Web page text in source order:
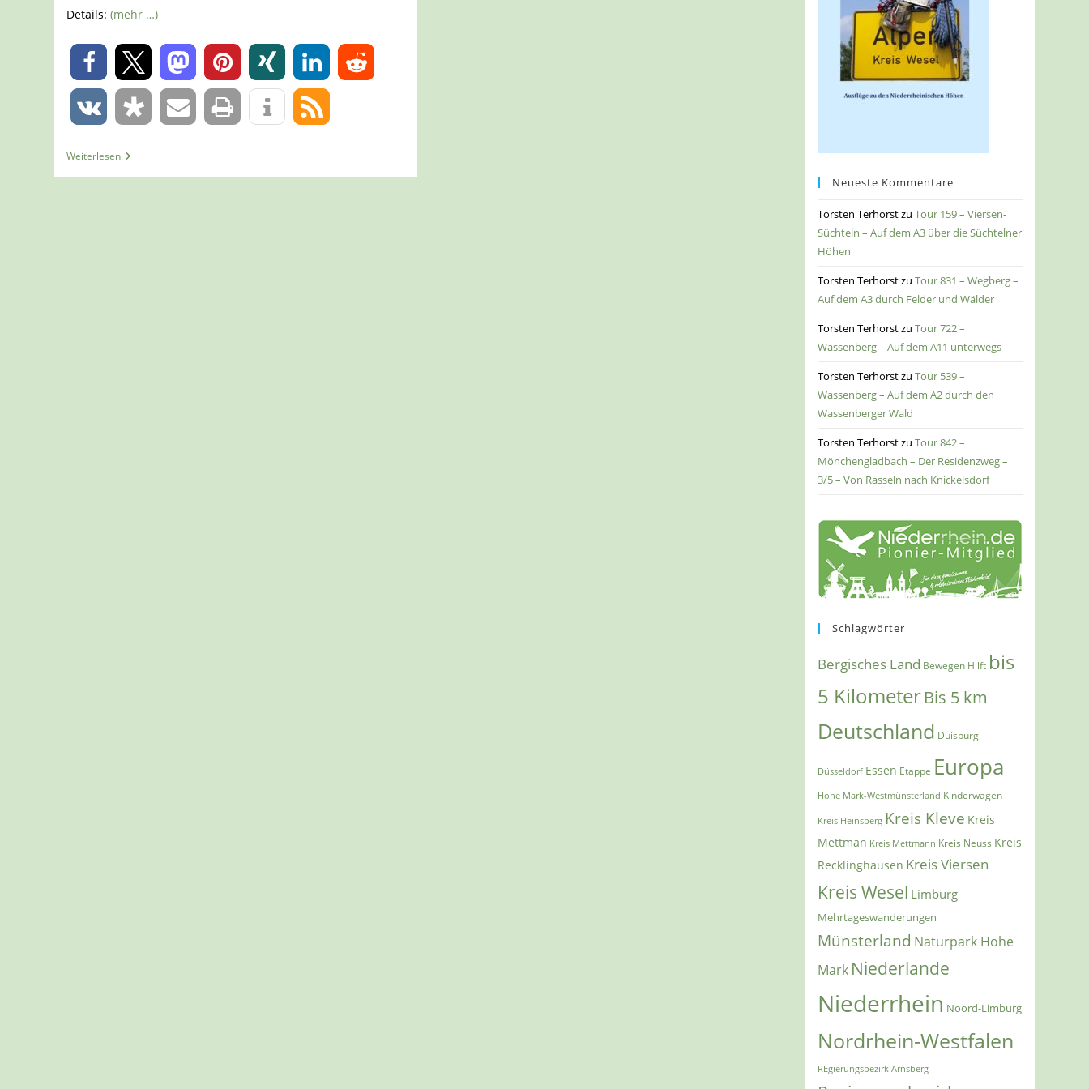
Details:(mehr …)
0
0
WeiterlesenTour
967
–
Neueste Kommentare
Torsten TerhorstzuTour 159 – Viersen-
Süchteln – Auf dem A3 über die Süchtelner
Höhen
Torsten TerhorstzuTour 831 – Wegberg –
Auf dem A3 durch Felder und Wälder
Torsten TerhorstzuTour 722 –
Wassenberg – Auf dem A11 unterwegs
Torsten TerhorstzuTour 539 –
Wassenberg – Auf dem A2 durch den
Wassenberger Wald
Torsten TerhorstzuTour 842 –
Mönchengladbach – Der Residenzweg –
3/5 – Von Rasseln nach Knickelsdorf
Schlagwörter
Bergisches Land Bewegen Hilft bis
5 KilometerBis 5 km
Deutschland Duisburg
Düsseldorf Essen Etappe Europa
Hohe Mark-Westmünsterland Kinderwagen
Kreis Heinsberg Kreis Kleve Kreis
Mettman Kreis Mettmann Kreis Neuss Kreis
Recklinghausen Kreis Viersen
Kreis Wesel Limburg
Mehrtageswanderungen
Münsterland Naturpark Hohe
Mark Niederlande
Niederrhein Noord-Limburg
Nordrhein-Westfalen
REgierungsbezirk Arnsberg